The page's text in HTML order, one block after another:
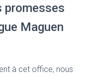
promesses
Maguen
à cet office, nous